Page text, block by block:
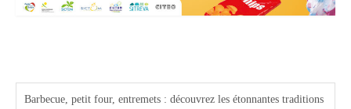
Barbecue, petit four, entremets : découvrez les étonnantes traditions